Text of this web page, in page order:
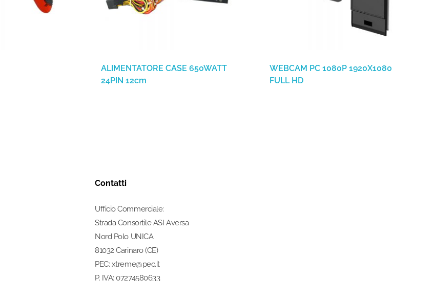
ALIMENTATORE CASE 650WATT
24PIN 12cm
WEBCAM PC 1080P 1920X1080
FULL HD
Contatti
Ufficio Commerciale:
Strada Consortile ASI Aversa
Nord Polo UNICA
81032 Carinaro (CE)
PEC: xtreme@pec.it
P. IVA: 07274580633